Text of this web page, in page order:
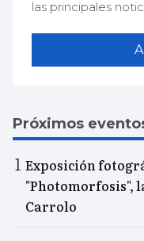
las principales
Próximos
Exposición
"Photomorfosis",
Carrolo